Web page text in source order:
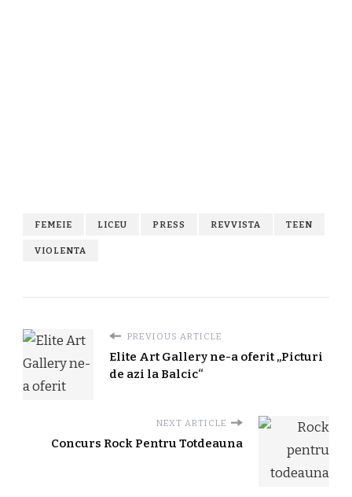
FEMEIE LICEU PRESS REVVISTA TEEN
VIOLENTA
PREVIOUS ARTICLE
Elite Art Gallery ne-a oferit „Picturi
de azi la Balcic“
NEXT ARTICLE
Concurs Rock Pentru Totdeauna